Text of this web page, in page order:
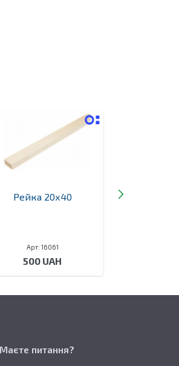
Рейка 20х40
Арт: 16061
500 UAH
Маєте питання?